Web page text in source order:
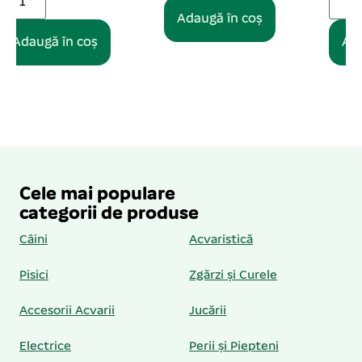
Adaugă în coș
Adaugă în coș
Cele mai populare
categorii de produse
Câini Acvaristică
Pisici Zgărzi și Curele
Accesorii Acvarii Jucării
Electrice Perii și Piepteni